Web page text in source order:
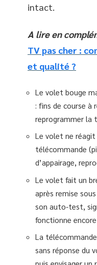
intact.
A lire en
TV pas cher :
et qualité ?
Le volet bouge
: fins de course à
reprogrammer la
Le volet ne
télécommande
d’appairage,
Le volet fait un
après remise
son auto-test,
fonctionne encore
La
sans réponse du